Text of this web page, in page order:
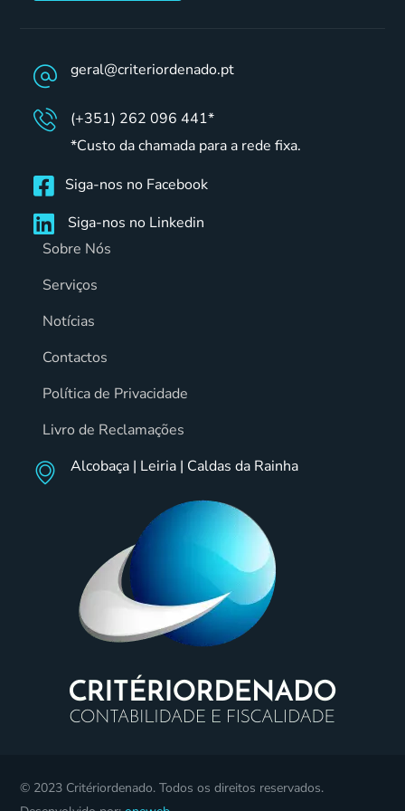
geral@criteriordenado.pt
(+351) 262 096 441*
*Custo da chamada para a rede fixa.
Siga-nos no Facebook
Siga-nos no Linkedin
Sobre Nós
Serviços
Notícias
Contactos
Política de Privacidade
Livro de Reclamações
Alcobaça | Leiria | Caldas da Rainha
© 2023 Critériordenado. Todos os direitos reservados.